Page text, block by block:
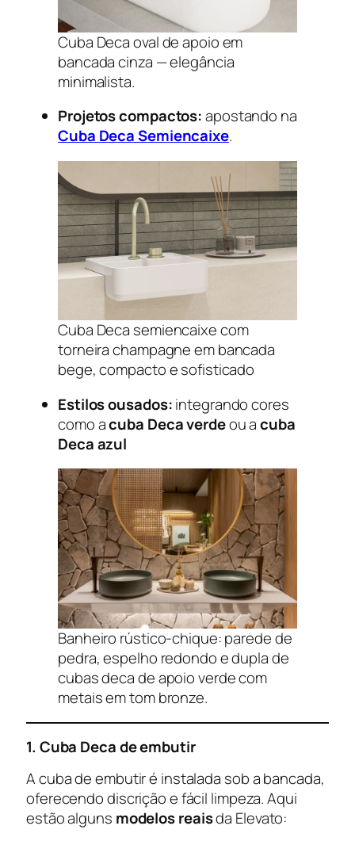
Cuba Deca oval de apoio em
bancada cinza — elegância
minimalista.
Projetos compactos:apostando na
Cuba Deca Semiencaixe.
Cuba Deca semiencaixe com
torneira champagne em bancada
bege, compacto e sofisticado
Estilos ousados:integrando cores
como acuba Deca verdeou acuba
Deca azul
Banheiro rústico-chique: parede de
pedra, espelho redondo e dupla de
cubas deca de apoio verde com
metais em tom bronze.
1. Cuba Deca de embutir
A cuba de embutir é instalada sob a bancada,
oferecendo discrição e fácil limpeza. Aqui
estão alguns modelos reaisda Elevato: